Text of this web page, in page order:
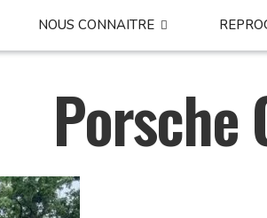
NOUS CONNAITRE
Porsche